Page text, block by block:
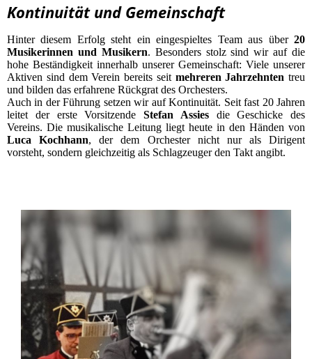
Kontinuität und Gemeinschaft
Hinter diesem Erfolg steht ein eingespieltes Team aus über 20
Musikerinnen und Musikern. Besonders stolz sind wir auf die
hohe Beständigkeit innerhalb unserer Gemeinschaft: Viele unserer
Aktiven sind dem Verein bereits seit mehreren Jahrzehnten treu
und bilden das erfahrene Rückgrat des Orchesters.
Auch in der Führung setzen wir auf Kontinuität. Seit fast 20 Jahren
leitet der erste Vorsitzende Stefan Assiesdie Geschicke des
Vereins. Die musikalische Leitung liegt heute in den Händen von
Luca Kochhann, der dem Orchester nicht nur als Dirigent
vorsteht, sondern gleichzeitig als Schlagzeuger den Takt angibt.